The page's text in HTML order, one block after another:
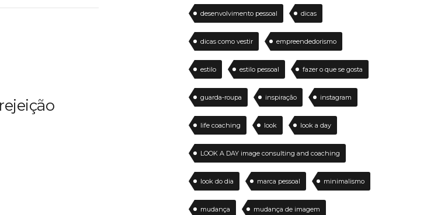
desenvolvimento pessoal dicas
dicas como vestir empreendedorismo
estilo estilo pessoal fazer o que se gosta
guarda-roupa inspiração instagram
life coaching look look a day
LOOK A DAY image consulting and coaching
look do dia marca pessoal minimalismo
mudança mudança de imagem